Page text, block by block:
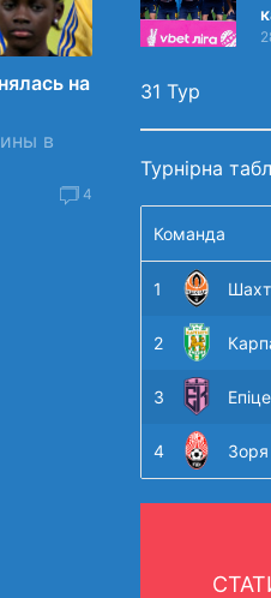
на
в
4
31 Тур
Турнірна
Команда
1
2
3
4 Зоря